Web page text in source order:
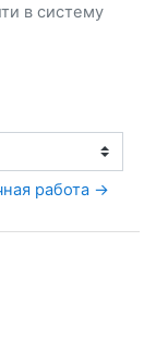
в систему
работа →